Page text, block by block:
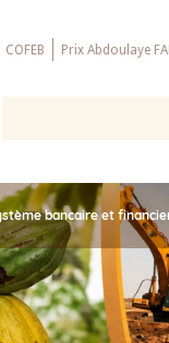
COFEB Prix Abdoulaye
bancaire et